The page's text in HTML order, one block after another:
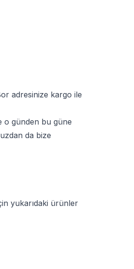
adresinize kargo ile
o günden bu güne
da bize
yukarıdaki ürünler